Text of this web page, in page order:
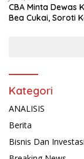
CBA Minta Dewas
Bea Cukai, Soroti
Kategori
ANALISIS
Berita
Bisnis Dan Investasi